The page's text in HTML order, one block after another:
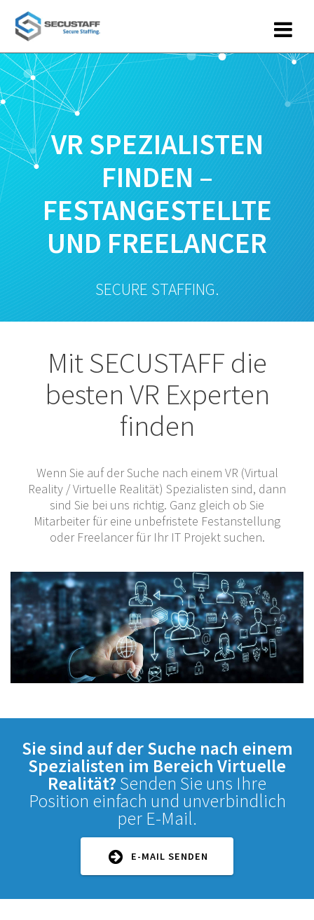
VR SPEZIALISTEN
FINDEN –
FESTANGESTELLTE
UND FREELANCER
SECURE STAFFING.
Mit SECUSTAFF die
besten VR Experten
finden
Wenn Sie auf der Suche nach einem VR (Virtual
Reality / Virtuelle Realität) Spezialisten sind, dann
sind Sie bei uns richtig. Ganz gleich ob Sie
Mitarbeiter für eine unbefristete Festanstellung
oder Freelancer für Ihr IT Projekt suchen.
Sie sind auf der Suche nach einem
Spezialisten im Bereich Virtuelle
Realität? Senden Sie uns Ihre
Position einfach und unverbindlich
per E-Mail.
E-MAIL SENDEN